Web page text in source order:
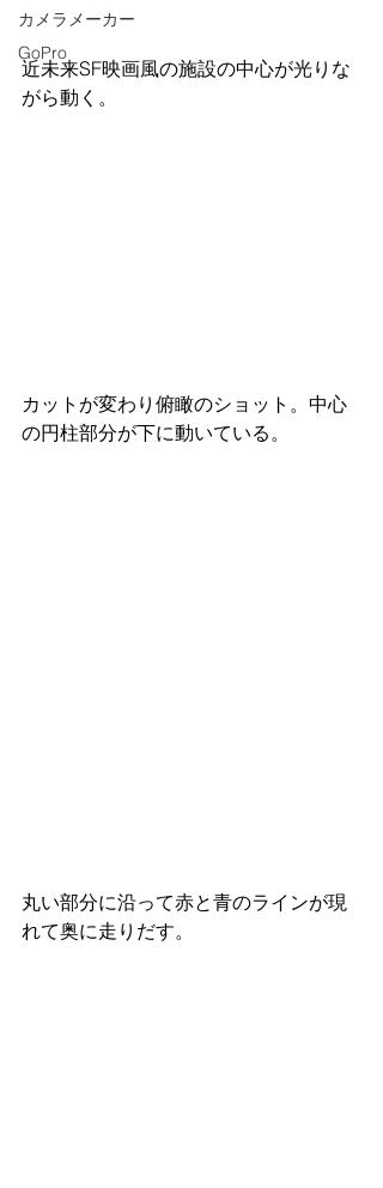
カメラメーカー
GoPro
近未来SF映画風の施設の中心が光りな
がら動く。
カットが変わり俯瞰のショット。中心
の円柱部分が下に動いている。
丸い部分に沿って赤と青のラインが現
れて奥に走りだす。